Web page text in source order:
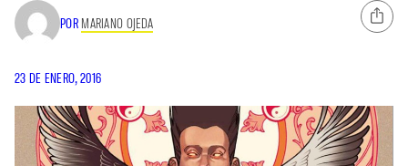
POR MARIANO OJEDA
23 DE ENERO, 2016